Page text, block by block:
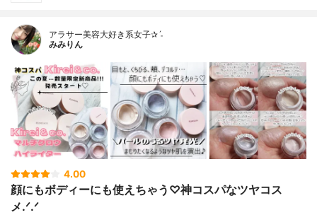
アラサー美容大好き系女子✰ˊ˗
みみりん
4.00
顔にもボディーにも使えちゃう♡神コスパなツヤコス
メ.ᐟ.ᐟ